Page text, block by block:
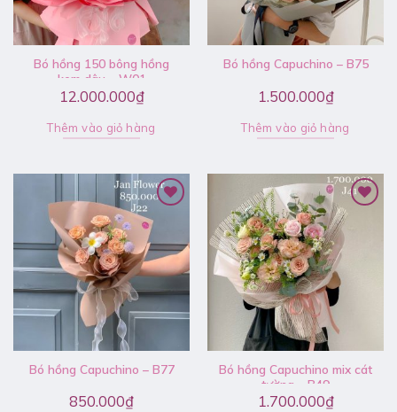
Bó hồng 150 bông hồng
kem dâu – W01
12.000.000₫
Thêm vào giỏ hàng
Bó hồng Capuchino – B75
1.500.000₫
Thêm vào giỏ hàng
Bó hồng Capuchino – B77
850.000₫
Bó hồng Capuchino mix cát
tường – B49
1.700.000₫